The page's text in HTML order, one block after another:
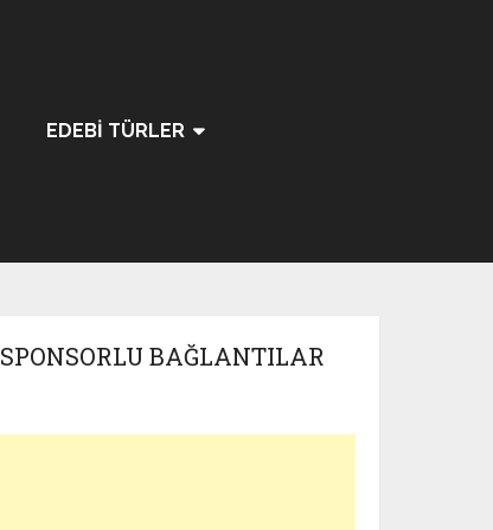
EDEBI TÜRLER
SPONSORLU BAĞLANTILAR